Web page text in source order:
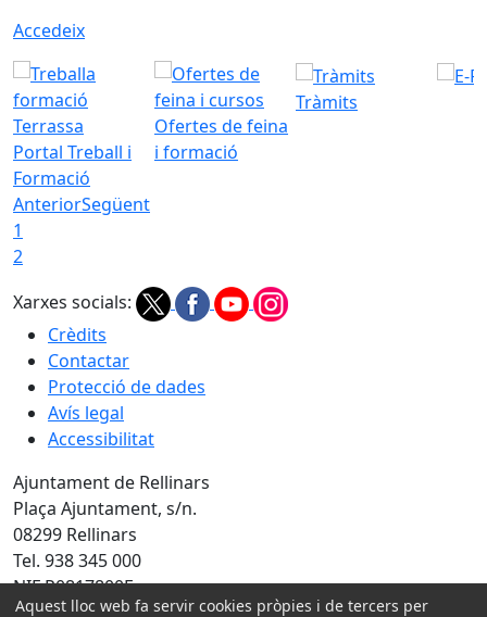
Accedeix
Portal Treball i
Formació
Ofertes de feina
i formació
Tràmits
AnteriorSegüent
1
2
Xarxes socials:
Crèdits
Contactar
Protecció de dades
Avís legal
Accessibilitat
Ajuntament de Rellinars
Plaça Ajuntament, s/n.
08299 Rellinars
Tel. 938 345 000
NIF P0817800F
Aquest lloc web fa servir cookies pròpies i de tercers per